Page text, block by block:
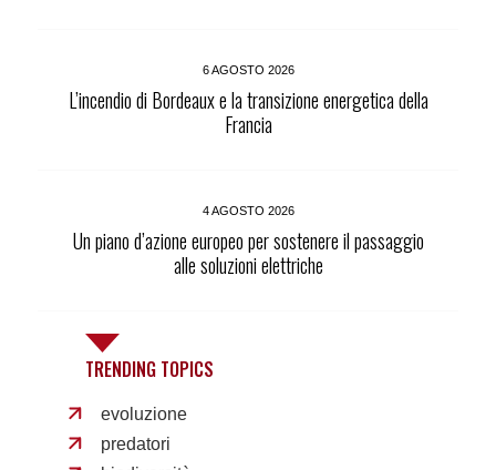
6 AGOSTO 2026
L’incendio di Bordeaux e la transizione energetica della
Francia
4 AGOSTO 2026
Un piano d’azione europeo per sostenere il passaggio
alle soluzioni elettriche
TRENDING TOPICS
evoluzione
predatori